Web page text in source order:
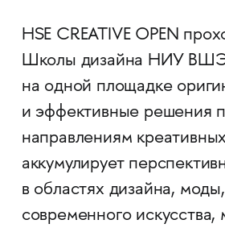
HSE CREATIVE OPEN
Школы дизайна НИУ ВШЭ
на одной площадке
и эффективные решения
направлениям
аккумулирует
в областях дизайна, моды,
современного искусства,